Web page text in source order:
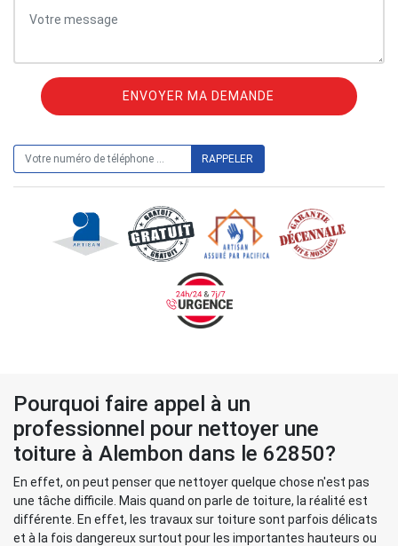
Pourquoi faire appel à un
professionnel pour nettoyer une
toiture à Alembon dans le 62850?
En effet, on peut penser que nettoyer quelque chose n'est pas
une tâche difficile. Mais quand on parle de toiture, la réalité est
différente. En effet, les travaux sur toiture sont parfois délicats
et à la fois dangereux surtout pour les importantes hauteurs ou